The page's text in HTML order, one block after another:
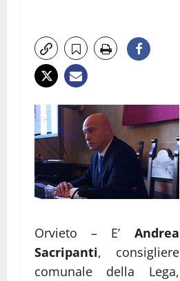
Orvieto – E’ Andrea
Sacripanti, consigliere
comunale della Lega,